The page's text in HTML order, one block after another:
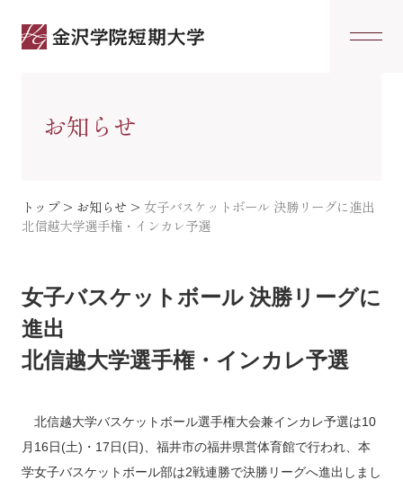
お知らせ
トップ> お知らせ > 女子バスケットボール 決勝リーグに進出
北信越大学選手権・インカレ予選
女子バスケットボール 決勝リーグに
進出
北信越大学選手権・インカレ予選
北信越大学バスケットボール選手権大会兼インカレ予選は10
月16日(土)・17日(日)、福井市の福井県営体育館で行われ、本
学女子バスケットボール部は2戦連勝で決勝リーグへ進出しまし